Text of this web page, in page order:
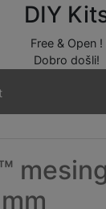
DIY
Free & Open !
Dobro došli!